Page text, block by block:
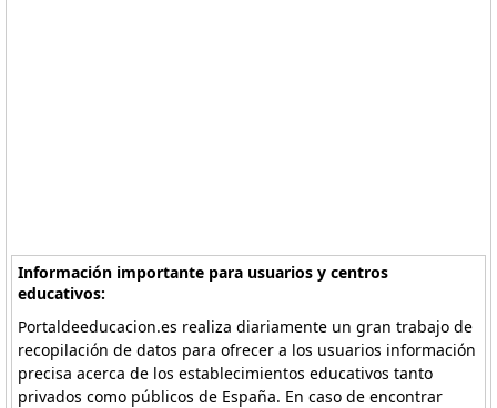
Información importante para usuarios y centros
educativos:
Portaldeeducacion.es realiza diariamente un gran trabajo de
recopilación de datos para ofrecer a los usuarios información
precisa acerca de los establecimientos educativos tanto
privados como públicos de España. En caso de encontrar